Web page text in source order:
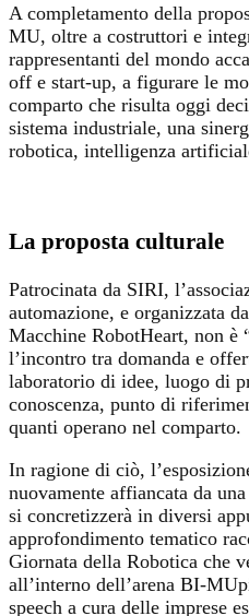
A completamento della
MU, oltre a costruttori e
rappresentanti del mondo
off e start-up, a figurare le
comparto che risulta oggi
sistema industriale, una
robotica, intelligenza
La proposta culturale
Patrocinata da SIRI,
automazione, e organizzata
Macchine RobotHeart, non è
l’incontro tra domanda e
laboratorio di idee, luogo di
conoscenza, punto di
quanti operano nel comparto.
In ragione di ciò,
nuovamente affiancata da
si concretizzerà in diversi
approfondimento tematico
Giornata della Robotica che
all’interno dell’arena BI-
speech a cura delle imprese